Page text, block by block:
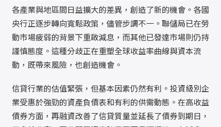
各產業與地區間日益擴大的差異，創造了新的機會。各國
央行正逐步轉向寬鬆政策，儘管步調不一。聯儲局已在勞
動市場疲弱的背景下重啟減息，而其他已發達市場則仍持
謹慎態度。這種分歧正在重塑全球收益率曲線與資本流
動，既帶來風險，也創造機會。
信貸行業的估值緊張，但基本因素仍然有利。投資級別企
業受惠於強勁的資產負債表和有利的供需動態。在高收益
債券方面，再融資改善了信貸質量並延長了債券到期日，